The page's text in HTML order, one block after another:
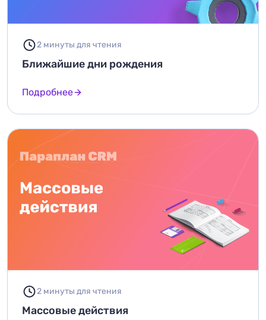
2 минуты для чтения
Ближайшие дни рождения
Подробнее
2 минуты для чтения
Массовые действия